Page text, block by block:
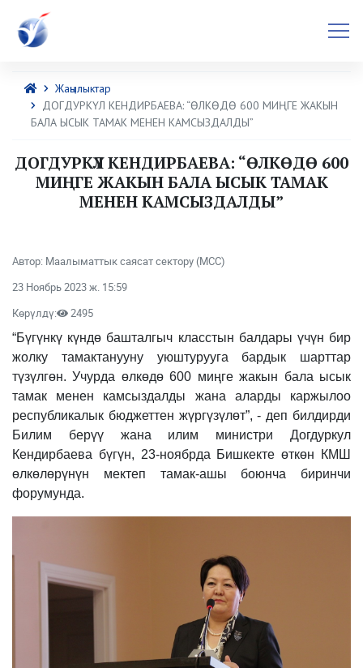
Жаңылыктар
ДОГДУРКҮЛ КЕНДИРБАЕВА: “ӨЛКӨДӨ 600 МИҢГЕ ЖАКЫН
БАЛА ЫСЫК ТАМАК МЕНЕН КАМСЫЗДАЛДЫ”
ДОГДУРКҮЛ КЕНДИРБАЕВА: “ӨЛКӨДӨ 600
МИҢГЕ ЖАКЫН БАЛА ЫСЫК ТАМАК
МЕНЕН КАМСЫЗДАЛДЫ”
Автор: Маалыматтык саясат сектору (МСС)
23 Ноябрь 2023 ж. 15:59
Көрүлдү:
2495
“Бүгүнкү күндө башталгыч класстын балдары үчүн бир
жолку тамактанууну уюштурууга бардык шарттар
түзүлгөн. Учурда өлкөдө 600 миңге жакын бала ысык
тамак менен камсыздалды жана аларды каржылоо
республикалык бюджеттен жүргүзүлөт”, - деп билдирди
Билим берүү жана илим министри Догдуркул
Кендирбаева бүгүн, 23-ноябрда Бишкекте өткөн КМШ
өлкөлөрүнүн мектеп тамак-ашы боюнча биринчи
форумунда.